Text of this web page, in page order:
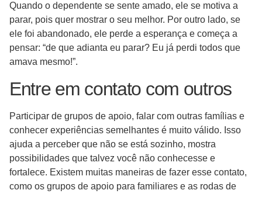
Quando o dependente se sente amado, ele se motiva a
parar, pois quer mostrar o seu melhor. Por outro lado, se
ele foi abandonado, ele perde a esperança e começa a
pensar: “de que adianta eu parar? Eu já perdi todos que
amava mesmo!”.
Entre em contato com outros
Participar de grupos de apoio, falar com outras famílias e
conhecer experiências semelhantes é muito válido. Isso
ajuda a perceber que não se está sozinho, mostra
possibilidades que talvez você não conhecesse e
fortalece. Existem muitas maneiras de fazer esse contato,
como os grupos de apoio para familiares e as rodas de